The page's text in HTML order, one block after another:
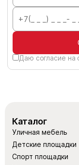
Даю согласие на
Каталог
Уличная мебель
Детские площадки
Спорт площадки